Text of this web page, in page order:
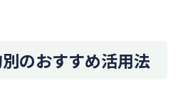
のおすすめ活用法